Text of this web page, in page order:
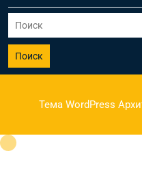
Поиск
Тема WordPress